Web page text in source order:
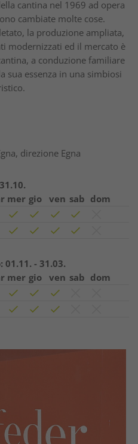
cantina nel 1969 ad opera
cambiate molte cose.
la produzione ampliata,
modernizzati ed il mercato è
a conduzione familiare
sua essenza in una simbiosi
direzione Egna
mer gio ven sab dom
01.11. - 31.03.
mer gio ven sab dom